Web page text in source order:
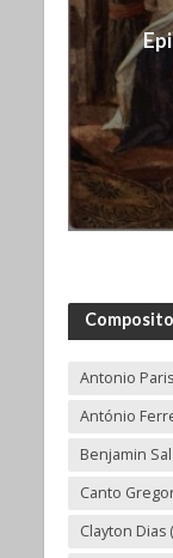
Antonio
António
Benjamin
Canto
Clayton Dias